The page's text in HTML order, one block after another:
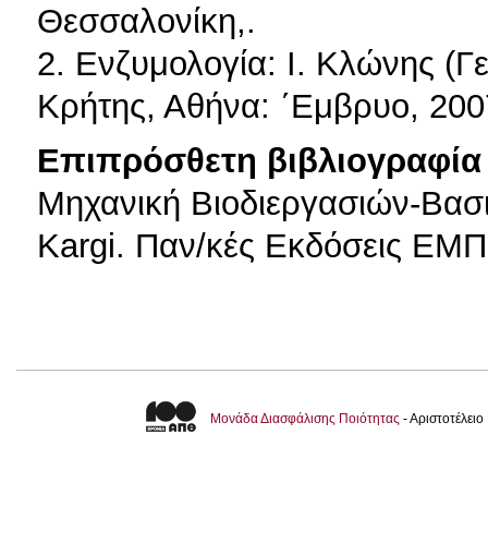
Θεσσαλονίκη,.
2. Ενζυμολογία: Ι. Κλώνης
Κρήτης, Αθήνα: ΄Εμβρυο,
Επιπρόσθετη βιβλιογραφία
Μηχανική Βιοδιεργασιών-
Kargi. Παν/κές Εκδόσεις
Μονάδα Διασφάλισης Ποιότητας -